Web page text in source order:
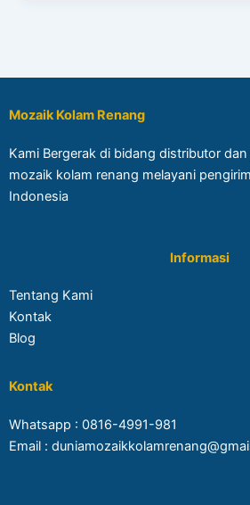
Mozaik Kolam Renang
Kami Bergerak di bidang distributor
mozaik kolam renang melayani
Indonesia
Informasi
Tentang Kami
Kontak
Blog
Kontak
Whatsapp : 0816-4991-981
Email :